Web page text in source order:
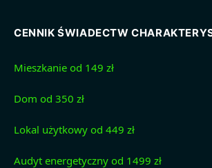
CENNIK ŚWIADECTW
Mieszkanie od 149 zł
Dom od 350 zł
Lokal użytkowy od 449 zł
Audyt energetyczny od 1499 zł